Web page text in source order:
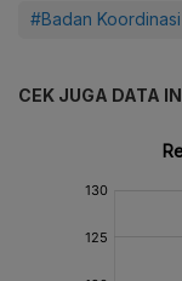
#Badan
CEK JUGA DATA